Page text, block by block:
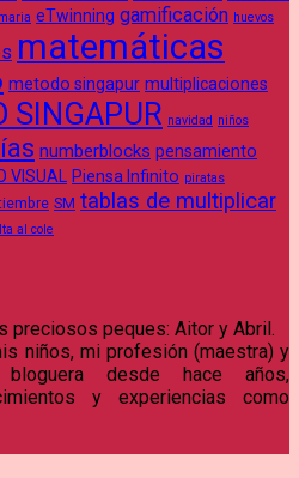
eTwinning gamificación huevos
matemáticas
metodo singapur multiplicaciones
SINGAPUR navidad niños
numberblocks pensamiento
VISUAL Piensa Infinito piratas
SM tablas de multiplicar
al cole
preciosos peques: Aitor y Abril.
niños, mi profesión (maestra) y
desde hace años,
y experiencias como